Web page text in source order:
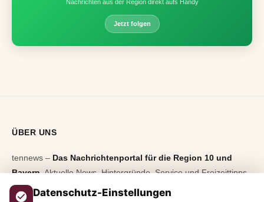
Nachrichten aus der Region direkt aufs Handy
Jetzt folgen
ÜBER UNS
tennews – Das Nachrichtenportal für die Region 10 und
Bayern.Aktuelle News, Hintergründe, Service und Freizeittipps
aus allen Regionen, Städten und Landkreisen.
Datenschutz-Einstellungen